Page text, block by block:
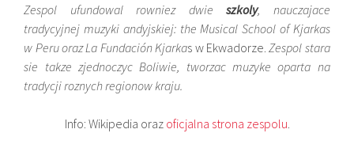
Zespol ufundowal rowniez dwie szkoly, nauczajace
tradycyjnej muzyki andyjskiej: the Musical School of Kjarkas
w Peru oraz La Fundación Kjarkas w Ekwadorze.Zespol stara
sie takze zjednoczyc Boliwie, tworzac muzyke oparta na
tradycji roznych regionow kraju.
Info: Wikipedia oraz oficjalna strona zespolu